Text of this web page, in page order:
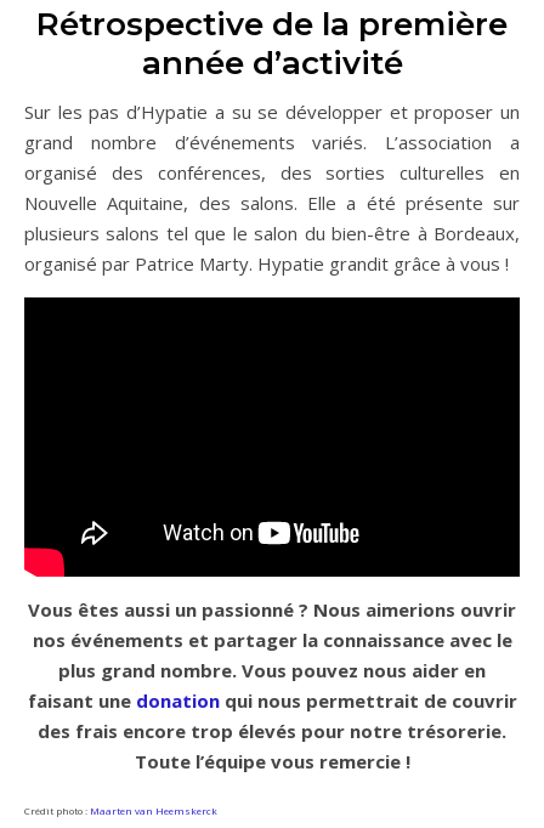
Rétrospective de la première
année d’activité
Sur les pas d’Hypatie a su se développer et proposer un
grand nombre d’événements variés. L’association a
organisé des conférences, des sorties culturelles en
Nouvelle Aquitaine, des salons. Elle a été présente sur
plusieurs salons tel que le salon du bien-être à Bordeaux,
organisé par Patrice Marty. Hypatie grandit grâce à vous !
Vous êtes aussi un passionné ? Nous aimerions ouvrir
nos événements et partager la connaissance avec le
plus grand nombre. Vous pouvez nous aider en
faisant une donationqui nous permettrait de couvrir
des frais encore trop élevés pour notre trésorerie.
Toute l’équipe vous remercie !
Crédit photo : Maarten van Heemskerck